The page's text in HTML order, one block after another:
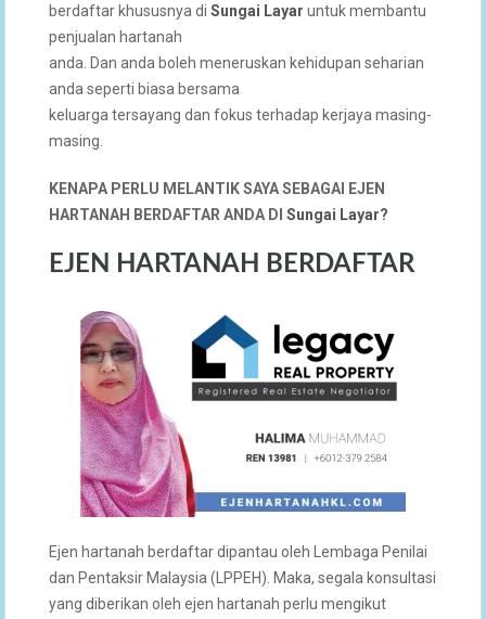
berdaftar khususnya di Sungai Layar untuk membantu
penjualan hartanah
anda. Dan anda boleh meneruskan kehidupan seharian
anda seperti biasa bersama
keluarga tersayang dan fokus terhadap kerjaya masing-
masing.
KENAPA PERLU MELANTIK SAYA SEBAGAI EJEN
HARTANAH BERDAFTAR ANDA DI Sungai Layar?
EJEN HARTANAH BERDAFTAR
Ejen hartanah berdaftar dipantau oleh Lembaga Penilai
dan Pentaksir Malaysia (LPPEH). Maka, segala konsultasi
yang diberikan oleh ejen hartanah perlu mengikut